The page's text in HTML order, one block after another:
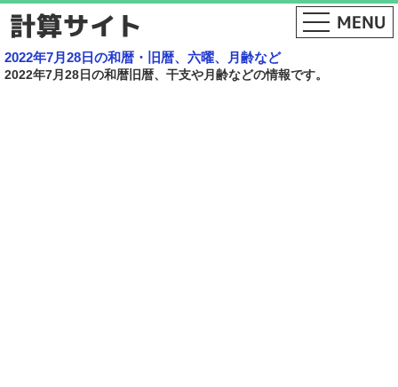
2022年7月28日の和暦・旧暦、六曜、月齢など
2022年7月28日の和暦旧暦、干支や月齢などの情報です。